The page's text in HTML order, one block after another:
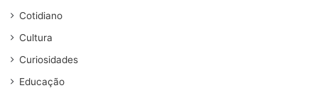
Cotidiano
Cultura
Curiosidades
Educação